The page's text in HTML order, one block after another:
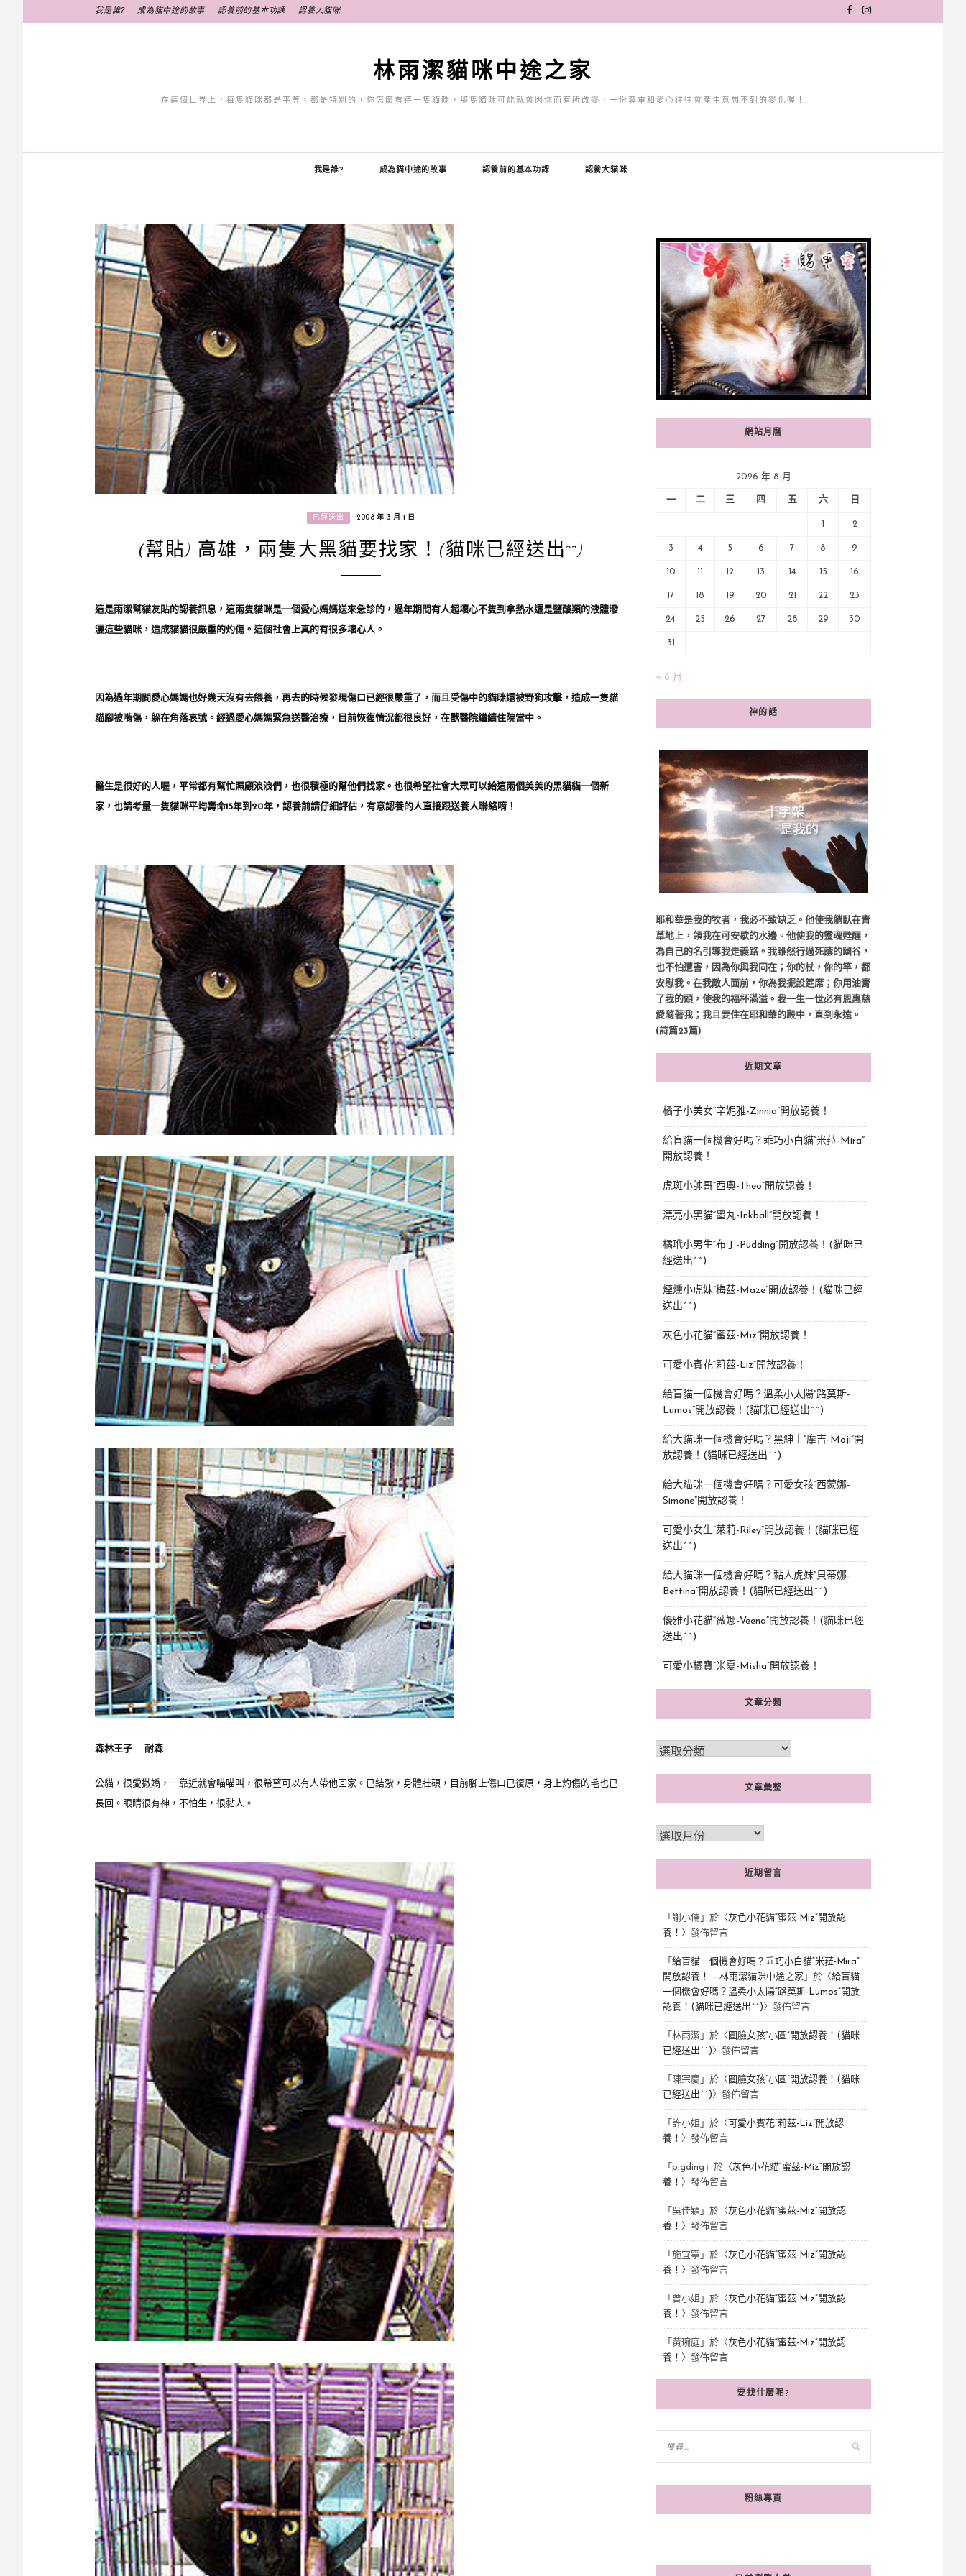
至
我是誰? 成為貓中途的故事 認養前的基本功課 認養大貓咪
林雨潔貓咪中途之家
在這個世界上，每隻貓咪都是平等、都是特別的，你怎麼看待一隻貓咪，那隻貓咪可能就會因你而有所改變，一份尊重和愛心往往會產生意想不到的變化喔！
我是誰? 成為貓中途的故事 認養前的基本功課 認養大貓咪
已經送出 2008 年 3 月 1 日
(幫貼) 高雄，兩隻大黑貓要找家！(貓咪已經送出^^)
這是雨潔幫貓友貼的認養訊息，這兩隻貓咪是一個愛心媽媽送來急診的，過年期間有人超壞心不隻到拿熱水還是鹽酸類的液體潑
灑這些貓咪，造成貓貓很嚴重的灼傷。這個社會上真的有很多壞心人 。
因為過年期間愛心媽媽也好幾天沒有去餵養，再去的時候發現傷口已經很嚴重了，而且受傷中的貓咪還被野狗攻擊，造成一隻貓
貓腳被啃傷，躲在角落哀號。經過愛心媽媽緊急送醫治療，目前恢復情況都很良好，在獸醫院繼續住院當中。
醫生是很好的人喔，平常都有幫忙照顧浪浪們，也很積極的幫他們找家。也很希望社會大眾可以給這兩個美美的黑貓貓一個新
家，也請考量一隻貓咪平均壽命15年到20年，認養前請仔細評估，有意認養的人直接跟送養人聯絡唷！
森林王子 ─ 耐森
公貓，很愛撒嬌，一靠近就會喵喵叫，很希望可以有人帶他回家。已結紮，身體壯碩，目前腳上傷口已復原，身上灼傷的毛也已
長回。眼睛很有神，不怕生，很黏人。
網站月曆
2026 年 8 月
一 二 三 四 五 六 日
2
3 4 5 6 7 8 9
10 12 13 14 15 16
17 18 19 20 21 22 23
24 25 26 27 28 29 30
31
« 6 月
神的話
耶和華是我的牧者，我必不致缺乏。他使我躺臥在青
草地上，領我在可安歇的水邊。他使我的靈魂甦醒，
為自己的名引導我走義路。我雖然行過死蔭的幽谷，
也不怕遭害，因為你與我同在；你的杖，你的竿，都
安慰我。在我敵人面前，你為我擺設筵席；你用油膏
了我的頭，使我的福杯滿溢。我一生一世必有恩惠慈
愛隨著我；我且要住在耶和華的殿中，直到永遠。
(詩篇23篇)
近期文章
橘子小美女“辛妮雅-Zinnia”開放認養！
給盲貓一個機會好嗎？乖巧小白貓“米菈-Mira”
開放認養！
虎斑小帥哥“西奧-Theo”開放認養！
漂亮小黑貓“墨丸-Inkball”開放認養！
橘玳小男生“布丁-Pudding”開放認養！(貓咪已
經送出^^)
煙燻小虎妹“梅茲-Maze”開放認養！(貓咪已經
送出^^)
灰色小花貓“蜜茲-Miz”開放認養！
可愛小賓花“莉茲-Liz”開放認養！
給盲貓一個機會好嗎？溫柔小太陽“路莫斯-
Lumos”開放認養！(貓咪已經送出^^)
給大貓咪一個機會好嗎？黑紳士“摩吉-Moji”開
放認養！(貓咪已經送出^^)
給大貓咪一個機會好嗎？可愛女孩“西蒙娜-
Simone“開放認養！
可愛小女生“萊莉-Riley”開放認養！(貓咪已經
送出^^)
給大貓咪一個機會好嗎？黏人虎妹“貝蒂娜-
Bettina”開放認養！(貓咪已經送出^^)
優雅小花貓“薇娜-Veena”開放認養！(貓咪已經
送出^^)
可愛小橘寶”米夏-Misha”開放認養！
文章分類
文章彙整
近期留言
「 謝小儒 」於〈 灰色小花貓“蜜茲-Miz”開放認
養！ 〉發佈留言
「 給盲貓一個機會好嗎？乖巧小白貓“米菈-Mira”
開放認養！ – 林雨潔貓咪中途之家 」於〈給盲貓
一個機會好嗎？溫柔小太陽“路莫斯-Lumos”開放
認養！(貓咪已經送出^^) 〉發佈留言
「 林雨潔 」於〈 圓臉女孩“小圓”開放認養！(貓咪
已經送出^^) 〉發佈留言
「 陳宗慶 」於〈 圓臉女孩“小圓”開放認養！(貓咪
已經送出^^) 〉發佈留言
「 許小姐 」於〈 可愛小賓花“莉茲-Liz”開放認
養！ 〉發佈留言
「 pigding 」於〈 灰色小花貓“蜜茲-Miz”開放認
養！ 〉發佈留言
「 吳佳穎 」於〈 灰色小花貓“蜜茲-Miz”開放認
養！ 〉發佈留言
「 施宜寧 」於〈 灰色小花貓“蜜茲-Miz”開放認
養！ 〉發佈留言
「 曾小姐 」於〈 灰色小花貓“蜜茲-Miz”開放認
養！ 〉發佈留言
「 黃琬庭 」於〈 灰色小花貓“蜜茲-Miz”開放認
養！ 〉發佈留言
要找什麼呢?
粉絲專頁